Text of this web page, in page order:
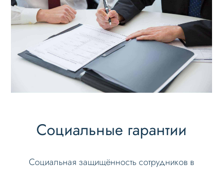
Социальные гарантии
Социальная защищённость сотрудников в